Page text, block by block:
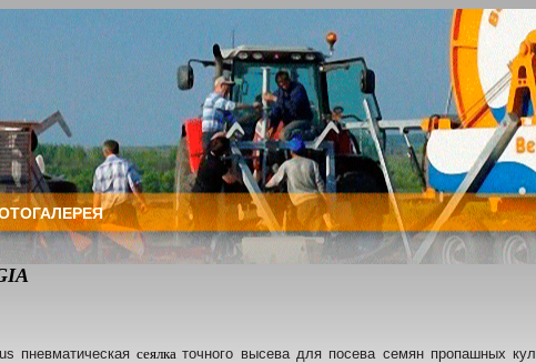
пневматическаясеялка точного высева для посева семян пропашных